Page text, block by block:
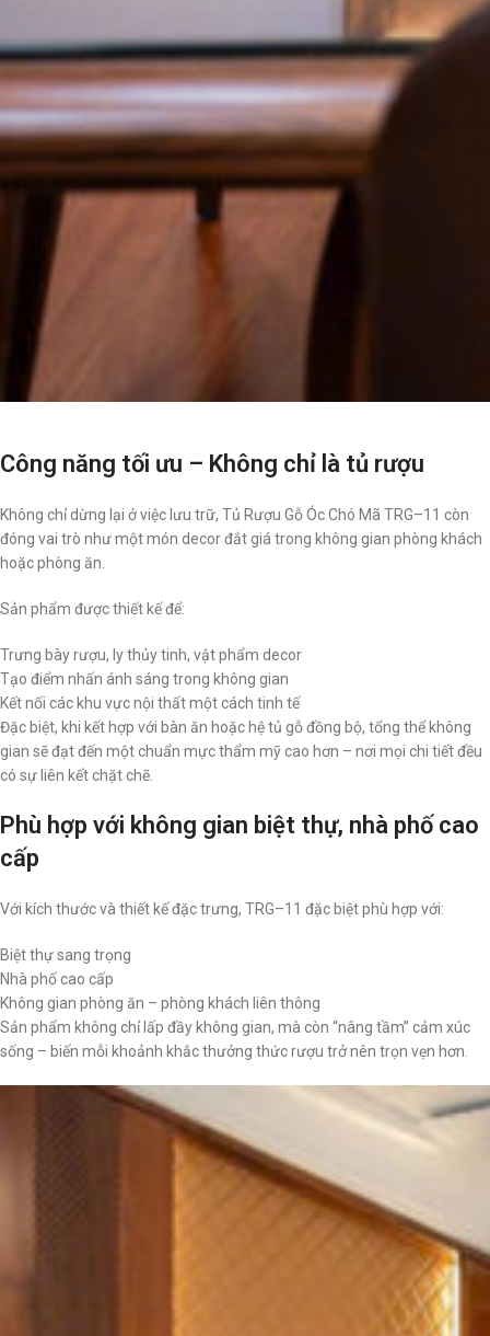
Công năng tối ưu – Không chỉ là tủ rượu
Không chỉ dừng lại ở việc lưu trữ, Tủ Rượu Gỗ Óc Chó Mã TRG–11 còn
đóng vai trò như một món decor đắt giá trong không gian phòng khách
hoặc phòng ăn.
Sản phẩm được thiết kế để:
Trưng bày rượu, ly thủy tinh, vật phẩm decor
Tạo điểm nhấn ánh sáng trong không gian
Kết nối các khu vực nội thất một cách tinh tế
Đặc biệt, khi kết hợp với bàn ăn hoặc hệ tủ gỗ đồng bộ, tổng thể không
gian sẽ đạt đến một chuẩn mực thẩm mỹ cao hơn – nơi mọi chi tiết đều
có sự liên kết chặt chẽ.
Phù hợp với không gian biệt thự, nhà phố cao
cấp
Với kích thước và thiết kế đặc trưng, TRG–11 đặc biệt phù hợp với:
Biệt thự sang trọng
Nhà phố cao cấp
Không gian phòng ăn – phòng khách liên thông
Sản phẩm không chỉ lấp đầy không gian, mà còn “nâng tầm” cảm xúc
sống – biến mỗi khoảnh khắc thưởng thức rượu trở nên trọn vẹn hơn.